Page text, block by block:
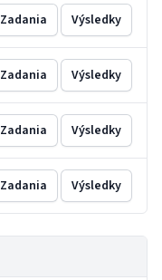
Zadania Výsledky
Zadania Výsledky
Zadania Výsledky
Zadania Výsledky